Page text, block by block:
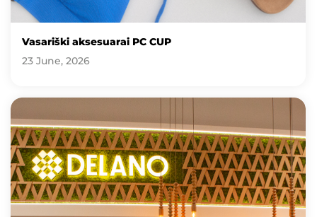
Vasariški aksesuarai PC CUP
23 June, 2026